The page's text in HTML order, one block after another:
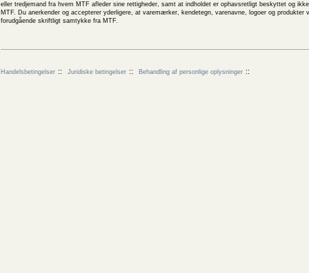
eller tredjemand fra hvem MTF afleder sine rettigheder, samt at indholdet er ophavsretligt beskyttet og
MTF. Du anerkender og accepterer yderligere, at varemærker, kendetegn, varenavne, logoer og
forudgående skriftligt samtykke fra MTF.
Handelsbetingelser Juridiske betingelser Behandling af personlige oplysninger